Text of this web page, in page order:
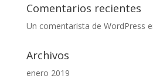
Comentarios recientes
Un comentarista de WordPress
Archivos
enero 2019